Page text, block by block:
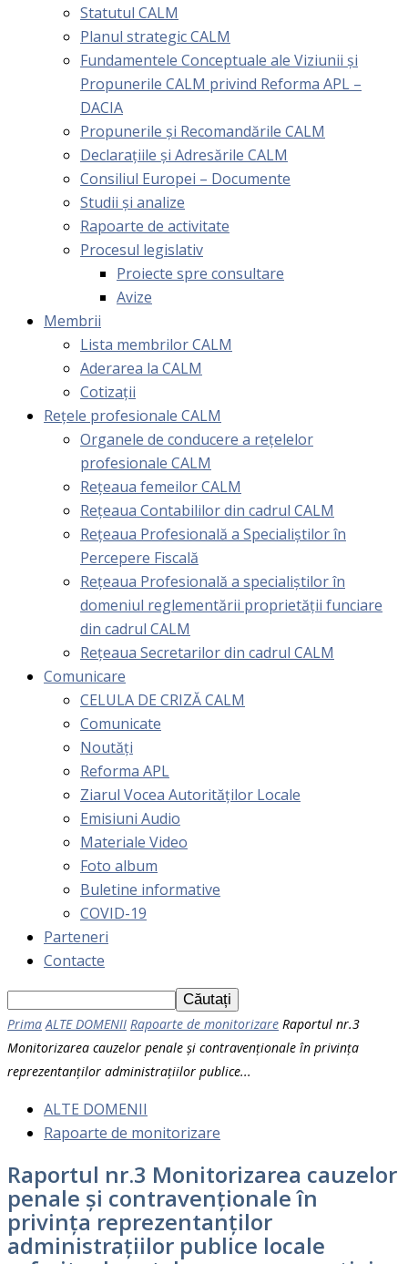
Statutul CALM
Planul strategic CALM
Fundamentele Conceptuale ale Viziunii și
Propunerile CALM privind Reforma APL –
DACIA
Propunerile și Recomandările CALM
Declarațiile și Adresările CALM
Consiliul Europei – Documente
Studii și analize
Rapoarte de activitate
Procesul legislativ
Proiecte spre consultare
Avize
Membrii
Lista membrilor CALM
Aderarea la CALM
Cotizaţii
Rețele profesionale CALM
Organele de conducere a rețelelor
profesionale CALM
Rețeaua femeilor CALM
Rețeaua Contabililor din cadrul CALM
Rețeaua Profesională a Specialiștilor în
Percepere Fiscală
Reţeaua Profesională a specialiştilor în
domeniul reglementării proprietăţii funciare
din cadrul CALM
Rețeaua Secretarilor din cadrul CALM
Comunicare
CELULA DE CRIZĂ CALM
Comunicate
Noutăți
Reforma APL
Ziarul Vocea Autorităților Locale
Emisiuni Audio
Materiale Video
Foto album
Buletine informative
COVID-19
Parteneri
Contacte
Prima ALTE DOMENII Rapoarte de monitorizare Raportul nr.3
Monitorizarea cauzelor penale și contravenționale în privința
reprezentanților administrațiilor publice...
ALTE DOMENII
Rapoarte de monitorizare
Raportul nr.3 Monitorizarea cauzelor
penale și contravenționale în
privința reprezentanților
administrațiilor publice locale